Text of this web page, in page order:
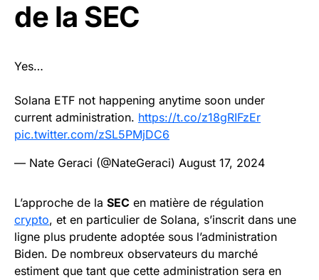
de la SEC
Yes…
Solana ETF not happening anytime soon under
current administration. https://t.co/z18gRIFzEr
pic.twitter.com/zSL5PMjDC6
— Nate Geraci (@NateGeraci) August 17, 2024
L’approche de la SEC en matière de régulation
crypto, et en particulier de Solana, s’inscrit dans une
ligne plus prudente adoptée sous l’administration
Biden. De nombreux observateurs du marché
estiment que tant que cette administration sera en